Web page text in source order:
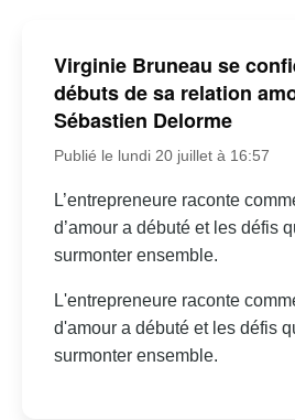
Virginie Bruneau se
débuts de sa relation
Sébastien Delorme
Publié le lundi 20 juillet à 16:57
L’entrepreneure raconte
d’amour a débuté et les défis
surmonter ensemble.
L'entrepreneure raconte
d'amour a débuté et les défis
surmonter ensemble.